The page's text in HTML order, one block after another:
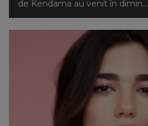
de Kendama au venit în dimin...